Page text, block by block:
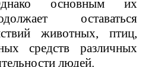
основным их
оставаться
животных, птиц,
средств различных
людей.